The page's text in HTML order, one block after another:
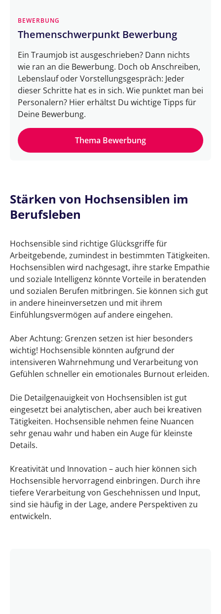
BEWERBUNG
Themenschwerpunkt Bewerbung
Ein Traumjob ist ausgeschrieben? Dann nichts
wie ran an die Bewerbung. Doch ob Anschreiben,
Lebenslauf oder Vorstellungsgespräch: Jeder
dieser Schritte hat es in sich. Wie punktet man bei
Personalern? Hier erhältst Du wichtige Tipps für
Deine Bewerbung.
Thema Bewerbung
Stärken von Hochsensiblen im
Berufsleben
Hochsensible sind richtige Glücksgriffe für
Arbeitgebende, zumindest in bestimmten Tätigkeiten.
Hochsensiblen wird nachgesagt, ihre starke Empathie
und soziale Intelligenz könnte Vorteile in beratenden
und sozialen Berufen mitbringen. Sie können sich gut
in andere hineinversetzen und mit ihrem
Einfühlungsvermögen auf andere eingehen.
Aber Achtung: Grenzen setzen ist hier besonders
wichtig! Hochsensible könnten aufgrund der
intensiveren Wahrnehmung und Verarbeitung von
Gefühlen schneller ein emotionales Burnout erleiden.
Die Detailgenauigkeit von Hochsensiblen ist gut
eingesetzt bei analytischen, aber auch bei kreativen
Tätigkeiten. Hochsensible nehmen feine Nuancen
sehr genau wahr und haben ein Auge für kleinste
Details.
Kreativität und Innovation – auch hier können sich
Hochsensible hervorragend einbringen. Durch ihre
tiefere Verarbeitung von Geschehnissen und Input,
sind sie häufig in der Lage, andere Perspektiven zu
entwickeln.